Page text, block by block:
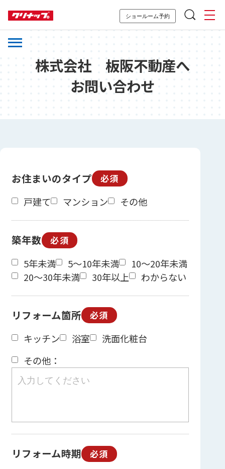
ショールーム予約
株式会社 板阪不動産へ
お問い合わせ
お住まいのタイプ 必須
戸建て マンション その他
築年数 必須
5年未満 5～10年未満
10～20年未満
20～30年未満
30年以上 わからない
リフォーム箇所 必須
キッチン 浴室
洗面化粧台
その他：
リフォーム時期 必須